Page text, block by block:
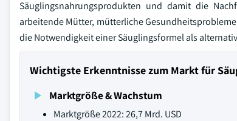
Säuglingsnahrungsprodukten und damit die
arbeitende Mütter, mütterliche
die Notwendigkeit einer Säuglingsformel als
Wichtigste Erkenntnisse zum Markt für
Marktgröße & Wachstum
Marktgröße 2022: 26,7 Mrd. USD